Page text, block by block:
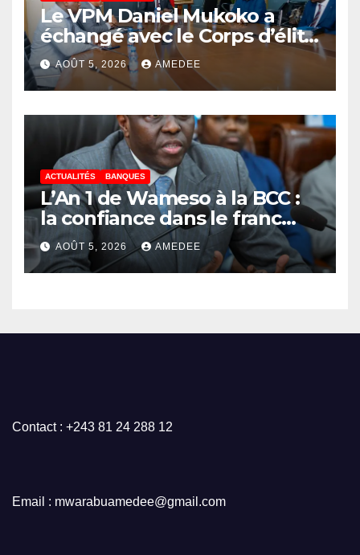
Le VPM Daniel Mukoko a
échangé avec le Corps d’élite
scientifique de
l’UDPS/Tshisekedi sur les
grands enjeux de
développement de la RDC
AOÛT 5, 2026 AMEDEE
ACTUALITÉS BANQUES
L’An 1 de Wameso à la BCC :
la confiance dans le franc
congolais loin d’être acquise,
les réserves de change
stagnent, l’interopérabilité
AOÛT 5, 2026 AMEDEE
Contact : +243 81 24 288 12
Email : mwarabuamedee@gmail.com